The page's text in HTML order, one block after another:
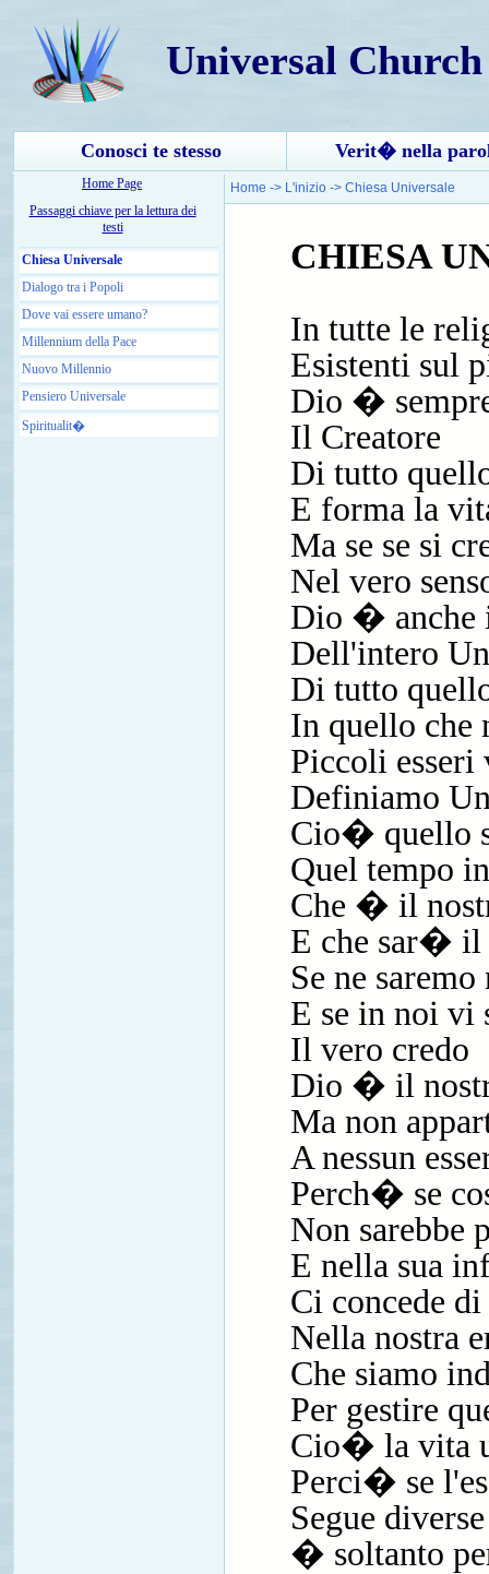
Universal
Conosci te stesso Verit� nella
Home Page
Passaggi chiave per la lettura dei
testi
Chiesa Universale
Dialogo tra i Popoli
Dove vai essere umano?
Millennium della Pace
Nuovo Millennio
Pensiero Universale
Spiritualit�
Home -> L'inizio -> Chiesa Universale
CHIESA
In tutte le
Esistenti sul
Dio �
Il Creatore
Di tutto
E forma la
Ma se se si
Nel vero
Dio � anche
Dell'intero
Di tutto
In quello che
Piccoli
Definiamo
Cio� quello
Quel tempo
Che � il
E che sar� il
Se ne
E se in noi
Il vero credo
Dio � il
Ma non
A nessun
Perch� se
Non
E nella sua
Ci concede
Nella nostra
Che siamo
Per gestire
Cio� la vita
Perci� se
Segue
� soltanto